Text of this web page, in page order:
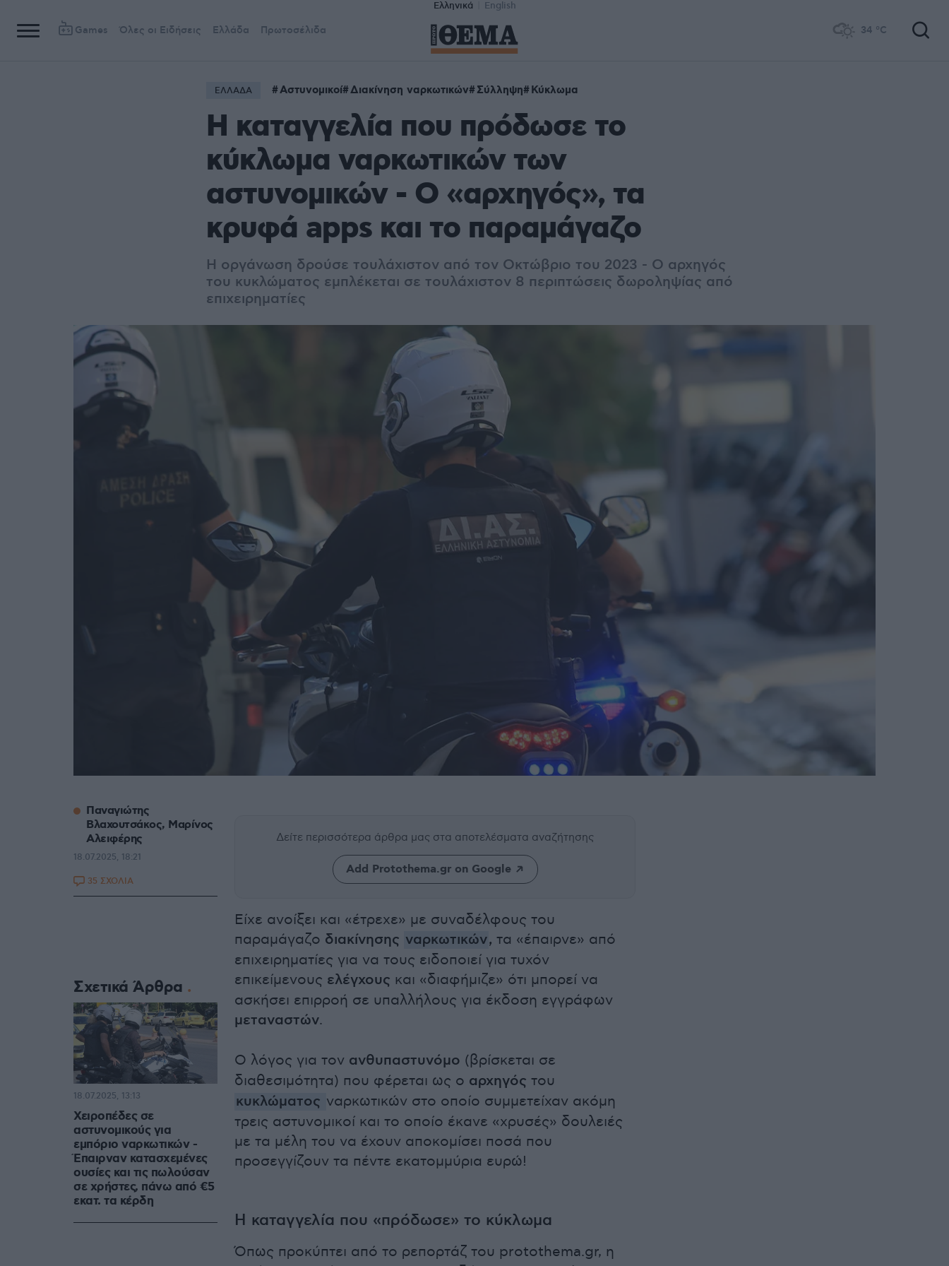
Ελληνικά English
Games Όλες οι Ειδήσεις Ελλάδα Πρωτοσέλιδα 34 °C
ΕΛΛΑΔΑ Αστυνομικοί Διακίνηση ναρκωτικών Σύλληψη Κύκλωμα
Η καταγγελία που πρόδωσε το
κύκλωμα ναρκωτικών των
αστυνομικών - Ο «αρχηγός», τα
κρυφά apps και το παραμάγαζο
Η οργάνωση δρούσε τουλάχιστον από τον Οκτώβριο του 2023 - Ο αρχηγός
του κυκλώματος εμπλέκεται σε τουλάχιστον 8 περιπτώσεις δωροληψίας από
επιχειρηματίες
Δείτε περισσότερα άρθρα μας στα αποτελέσματα αναζήτησης
Add Protothema.gr on Google
Είχε ανοίξει και «έτρεχε» με συναδέλφους του
παραμάγαζο διακίνησης ναρκωτικών, τα «έπαιρνε» από
επιχειρηματίες για να τους ειδοποιεί για τυχόν
επικείμενους ελέγχους και «διαφήμιζε» ότι μπορεί να
ασκήσει επιρροή σε υπαλλήλους για έκδοση εγγράφων
μεταναστών.
Ο λόγος για τον ανθυπαστυνόμο (βρίσκεται σε
διαθεσιμότητα) που φέρεται ως ο αρχηγός του
κυκλώματος ναρκωτικών στο οποίο συμμετείχαν ακόμη
τρεις αστυνομικοί και το οποίο έκανε «χρυσές» δουλειές
με τα μέλη του να έχουν αποκομίσει ποσά που
προσεγγίζουν τα πέντε εκατομμύρια ευρώ!
Η καταγγελία που «πρόδωσε» το κύκλωμα
Όπως προκύπτει από το ρεπορτάζ του protothema.gr, η
Παναγιώτης
Βλαχουτσάκος, Μαρίνος
Αλειφέρης
18.07.2025, 18:21
35 ΣΧΟΛΙΑ
Σχετικά Άρθρα
Χειροπέδες σε
αστυνομικούς για
εμπόριο ναρκωτικών -
Έπαιρναν κατασχεμένες
ουσίες και τις πωλούσαν
σε χρήστες, πάνω από €5
εκατ. τα κέρδη
18.07.2025, 13:13